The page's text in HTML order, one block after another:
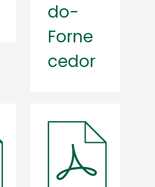
do-
Forne
cedor